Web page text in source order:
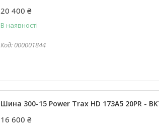
20 400 ₴
В наявності
000001844
Шина 300-15 Power Trax HD 173A5 20PR -
16 600 ₴